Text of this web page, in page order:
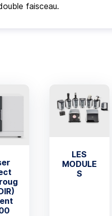
faisceau.
LES
MODULE
S